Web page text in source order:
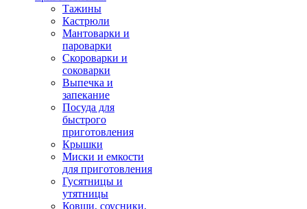
Тажины
Кастрюли
Мантоварки и
пароварки
Скороварки и
соковарки
Выпечка и
запекание
Посуда для
быстрого
приготовления
Крышки
Миски и емкости
для приготовления
Гусятницы и
утятницы
Ковши, соусники,